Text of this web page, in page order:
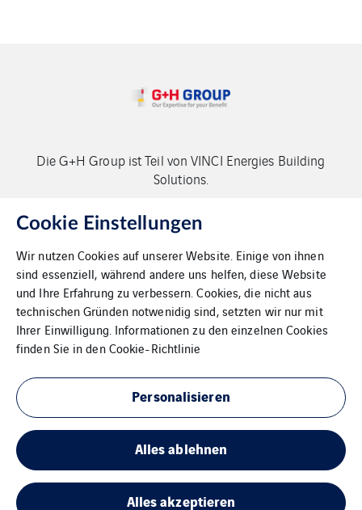
Die G+H Group ist Teil von VINCI Energies Building
Solutions.
Copyright G+H Group
Kontakt
Datenschutz
Impressum
Sitemap
Cookie Einstellungen
Wir nutzen Cookies auf unserer Website. Einige von ihnen
sind essenziell, während andere uns helfen, diese Website
und Ihre Erfahrung zu verbessern. Cookies, die nicht aus
technischen Gründen notwenidig sind, setzten wir nur mit
Ihrer Einwilligung. Informationen zu den einzelnen Cookies
finden Sie in denCookie-Richtlinie
Personalisieren
Alles ablehnen
Alles akzeptieren